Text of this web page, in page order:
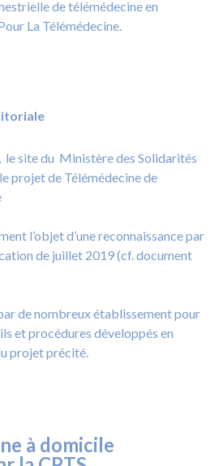
de télémédecine en
La Télémédecine.
le site du Ministère des Solidarités
projet de Télémédecine de
l’objet d’une reconnaissance par
de juillet 2019 (cf. document
de nombreux établissement pour
et procédures développés en
projet précité.
à domicile